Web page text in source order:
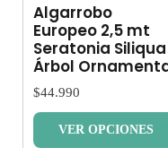
Algarrobo
Europeo 2,5 mt
Seratonia Siliqua
Árbol
$44.990
VER OPCIONES